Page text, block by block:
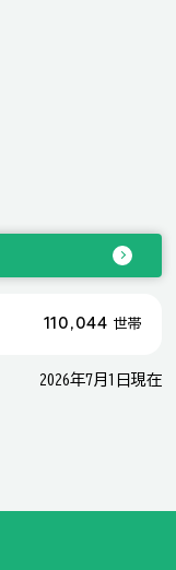
110,044 世帯
2026年7月1日現在